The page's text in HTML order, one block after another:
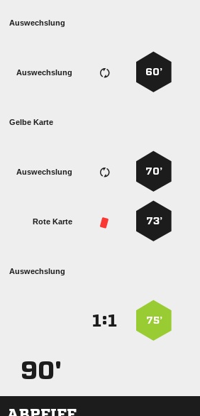
Auswechslung
60’
Auswechslung
Gelbe Karte
70’
Auswechslung
73’
Rote Karte
Auswechslung
75’
:
90'